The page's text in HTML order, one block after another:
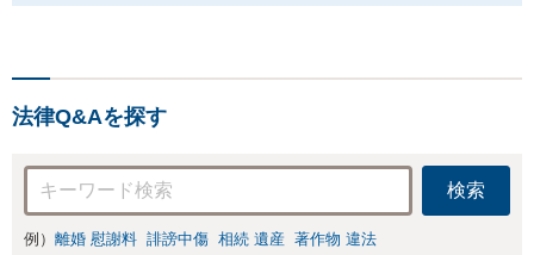
法律Q&Aを探す
検索
例） 離婚 慰謝料 誹謗中傷 相続 遺産 著作物 違法